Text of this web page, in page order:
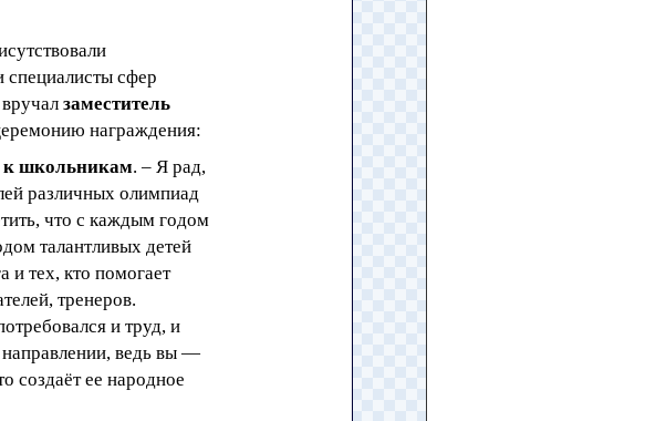
специалисты сфер
заместитель
награждения:
школьникам. – Я рад,
различных олимпиад
что с каждым годом
талантливых детей
и тех, кто помогает
тренеров.
и труд, и
ведь вы —
создаёт ее народное